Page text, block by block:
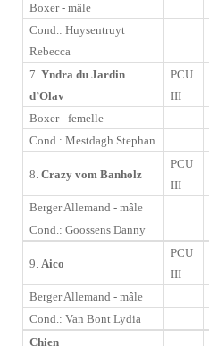
Boxer - mâle
Cond.: Huysentruyt
Rebecca
7.Yndra du Jardin
d’Olav
PCU
III
Boxer - femelle
Cond.: Mestdagh Stephan
8.Crazy vom Banholz
PCU
III
Berger Allemand - mâle
Cond.: Goossens Danny
9.Aico
PCU
III
Berger Allemand - mâle
Cond.: Van Bont Lydia
Chien